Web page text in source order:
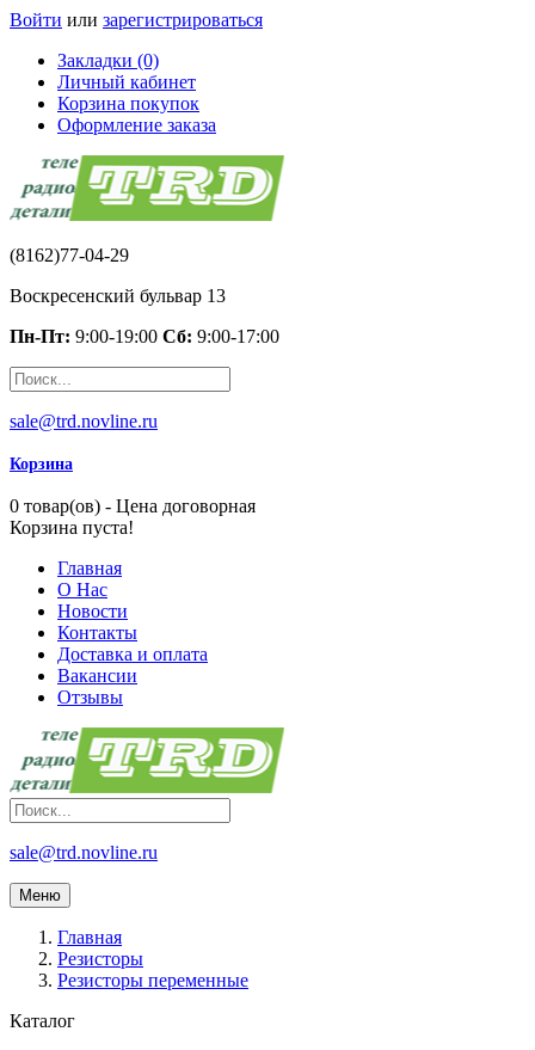
Войти или зарегистрироваться
Закладки (0)
Личный кабинет
Корзина покупок
Оформление заказа
(8162)77-04-29
Воскресенский бульвар 13
Пн-Пт: 9:00-19:00 Сб: 9:00-17:00
sale@trd.novline.ru
Корзина
0 товар(ов) - Цена договорная
Корзина пуста!
Главная
О Нас
Новости
Контакты
Доставка и оплата
Вакансии
Отзывы
sale@trd.novline.ru
Меню
Главная
Резисторы
Резисторы переменные
Каталог